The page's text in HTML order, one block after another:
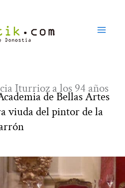
Iturrioz a los 94 años
de Bellas Artes
viuda del pintor de la